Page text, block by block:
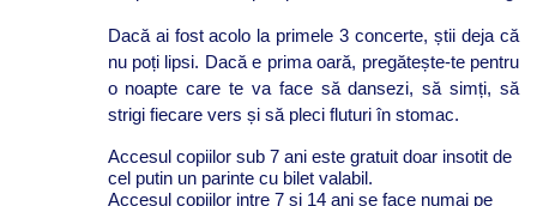
Dacă ai fost acolo la primele 3 concerte, știi deja că
nu poți lipsi. Dacă e prima oară, pregătește-te pentru
o noapte care te va face să dansezi, să simți, să
strigi fiecare vers și să pleci fluturi în stomac.
Accesul copiilor sub 7 ani este gratuit doar insotit de
cel putin un parinte cu bilet valabil.
Accesul copiilor intre 7 si 14 ani se face numai pe